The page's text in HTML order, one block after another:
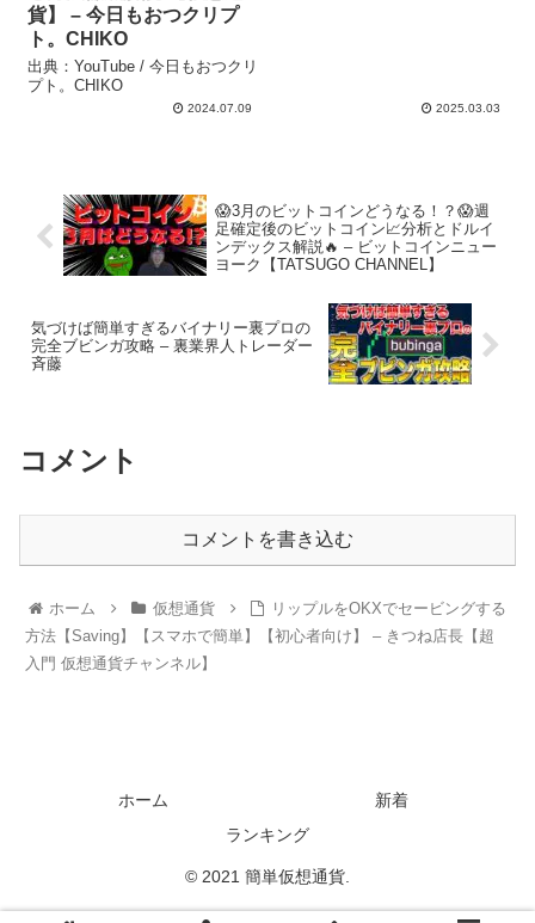
貨】 – 今日もおつクリプ
ト。CHIKO
出典：YouTube / 今日もおつクリ
プト。CHIKO
2024.07.09 2025.03.03
😱3月のビットコインどうなる！？😱週
足確定後のビットコイン📈分析とドルイ
ンデックス解説🔥 – ビットコインニュー
ヨーク【TATSUGO CHANNEL】
気づけば簡単すぎるバイナリー裏プロの
完全ブビンガ攻略 – 裏業界人トレーダー
斉藤
コメント
コメントを書き込む
ホーム 仮想通貨
リップルをOKXでセービングする
方法【Saving】【スマホで簡単】【初心者向け】 – きつね店長【超
入門 仮想通貨チャンネル】
ホーム
新着
ランキング
© 2021 簡単仮想通貨.